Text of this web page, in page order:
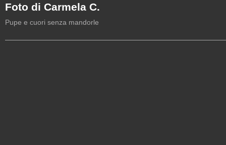
Foto di Carmela C.
Pupe e cuori senza mandorle